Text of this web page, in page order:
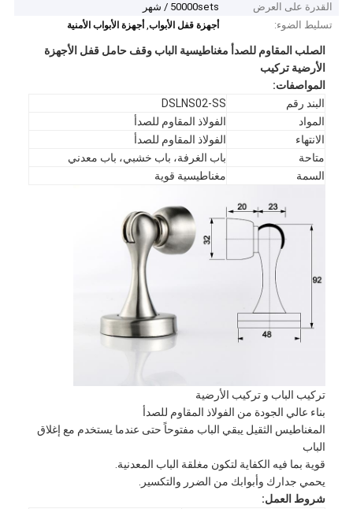
القدرة على العرض
50000sets / شهر
تسليط الضوء:
أجهزة قفل الأبواب,أجهزة الأبواب الأمنية
الصلب المقاوم للصدأ مغناطيسية الباب وقف حامل قفل الأجهزة
الأرضية تركيب
المواصفات:
البند رقم
DSLNS02-SS
المواد
الفولاذ المقاوم للصدأ
الانتهاء
الفولاذ المقاوم للصدأ
متاحة
باب الغرفة، باب خشبي، باب معدني
السمة
مغناطيسية قوية
تركيب الباب و تركيب الأرضية
بناء عالي الجودة من الفولاذ المقاوم للصدأ
المغناطيس الثقيل يبقي الباب مفتوحاً حتى عندما يستخدم مع إغلاق
الباب
قوية بما فيه الكفاية لتكون مغلقة الباب المعدنية.
يحمي جدارك وأبوابك من الضرر والتكسير.
شروط العمل: